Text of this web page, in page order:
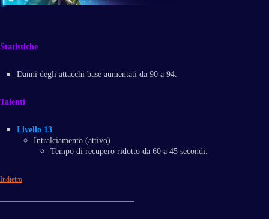
Statistiche
Danni degli attacchi base aumentati da 90 a 94.
Talenti
Livello 13
Intralciamento (attivo)
Tempo di recupero ridotto da 60 a 45 secondi.
Indietro